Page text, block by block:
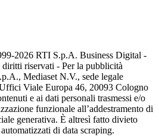
2026 RTI S.p.A. Business Digital -
riservati - Per la pubblicità
Mediaset N.V., sede legale
Viale Europa 46, 20093 Cologno
e ai dati personali trasmessi e/o
funzionale all’addestramento di
generativa. È altresì fatto divieto
di data scraping.